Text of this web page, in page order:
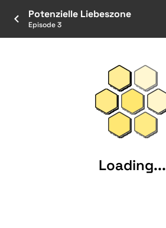
Potenzielle Liebeszone
Episode 3
Loading...